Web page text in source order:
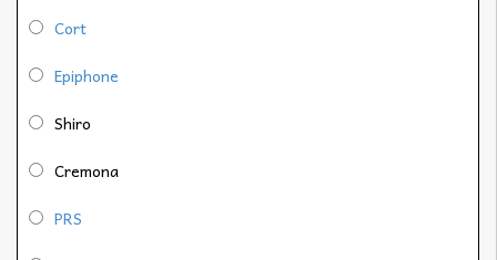
Cort
Epiphone
Shiro
Cremona
PRS